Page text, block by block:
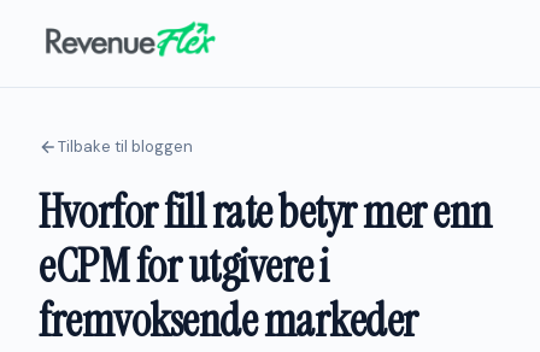
Tilbake til bloggen
Hvorfor fill rate betyr mer enn
eCPM for utgivere i
fremvoksende markeder